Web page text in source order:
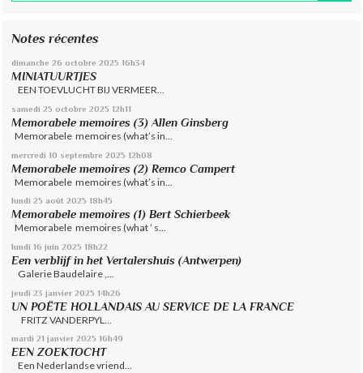
Notes récentes
dimanche 26 octobre 2025 16h34
MINIATUURTJES
EEN TOEVLUCHT BIJ VERMEER...
samedi 25 octobre 2025 12h11
Memorabele memoires (3) Allen Ginsberg
Memorabele memoires (what’s in...
mercredi 10 septembre 2025 12h08
Memorabele memoires (2) Remco Campert
Memorabele memoires (what’s in...
lundi 25 août 2025 18h45
Memorabele memoires (1) Bert Schierbeek
Memorabele memoires (what ’ s...
lundi 16 juin 2025 18h22
Een verblijf in het Vertalershuis (Antwerpen)
Galerie Baudelaire ,...
jeudi 23 janvier 2025 14h26
UN POËTE HOLLANDAIS AU SERVICE DE LA FRANCE
FRITZ VANDERPYL...
mardi 21 janvier 2025 16h49
EEN ZOEKTOCHT
Een Nederlandse vriend...